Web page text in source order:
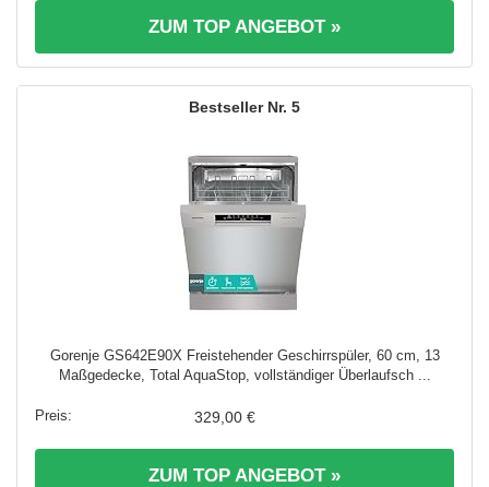
ZUM TOP ANGEBOT »
5
Gorenje GS642E90X Freistehender Geschirrspüler, 60 cm, 13
Maßgedecke, Total AquaStop, vollständiger Überlaufsch ...
329,00 €
ZUM TOP ANGEBOT »